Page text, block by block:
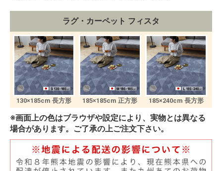
ラグ・カーペット フィスタ
130×185cm 長方形 185×185cm 正方形 185×240cm 長方形
※画面上の色はブラウザや設定により、実物とは異なる
場合があります。ご了承の上ご注文下さい。